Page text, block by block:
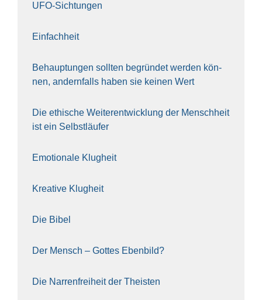
UFO-Sich­tun­gen
Ein­fach­heit
Behaup­tun­gen soll­ten begrün­det wer­den kön­
nen, andern­falls haben sie kei­nen Wert
Die ethi­sche Wei­ter­ent­wick­lung der Mensch­heit
ist ein Selbst­läu­fer
Emo­tio­na­le Klug­heit
Krea­ti­ve Klug­heit
Die Bibel
Der Mensch – Got­tes Eben­bild?
Die Nar­ren­frei­heit der The­is­ten